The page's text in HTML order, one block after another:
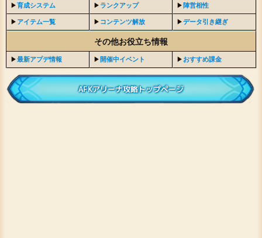
▶︎育成システム ▶︎ ランクアップ ▶︎ 陣営相性
▶︎ アイテム一覧 ▶︎ コンテンツ解放 ▶︎データ引き継ぎ
その他お役立ち情報
▶︎最新アプデ情報 ▶︎ 開催中イベント ▶︎ おすすめ課金
AFKアリーナ攻略トップページ